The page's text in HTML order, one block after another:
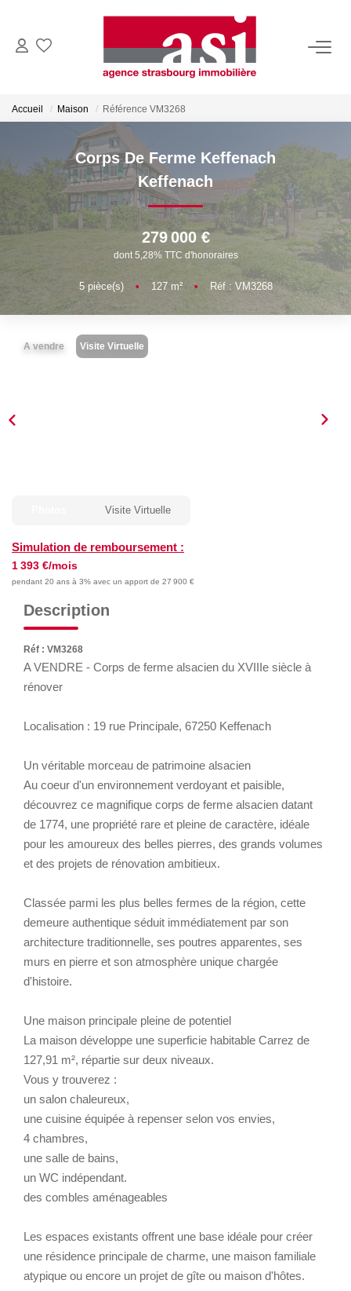
VENDRE
Estimez Votre Bien
Pourquoi Nous Choisir ?
ACHETER
LOUER
Consulter Nos Annonces
Dossier Locataire
ASSURANCE
CONTACT
Accueil Maison Référence VM3268
Corps De Ferme Keffenach
Keffenach
279 000 €
dont 5,28% TTC d'honoraires
5pièce(s) • 127m² • Réf : VM3268
A vendre Visite Virtuelle
Simulation de remboursement :
1 393 €/mois
pendant 20 ans à 3% avec un apport de 27 900 €
Visite Virtuelle
Description
Réf : VM3268
A VENDRE - Corps de ferme alsacien du XVIIIe siècle à
rénover
Localisation : 19 rue Principale, 67250 Keffenach
Un véritable morceau de patrimoine alsacien
Au coeur d'un environnement verdoyant et paisible,
découvrez ce magnifique corps de ferme alsacien datant
de 1774, une propriété rare et pleine de caractère, idéale
pour les amoureux des belles pierres, des grands volumes
et des projets de rénovation ambitieux.
Classée parmi les plus belles fermes de la région, cette
demeure authentique séduit immédiatement par son
architecture traditionnelle, ses poutres apparentes, ses
murs en pierre et son atmosphère unique chargée
d'histoire.
Une maison principale pleine de potentiel
La maison développe une superficie habitable Carrez de
127,91 m², répartie sur deux niveaux.
Vous y trouverez :
un salon chaleureux,
une cuisine équipée à repenser selon vos envies,
4 chambres,
une salle de bains,
un WC indépendant.
des combles aménageables
Les espaces existants offrent une base idéale pour créer
une résidence principale de charme, une maison familiale
atypique ou encore un projet de gîte ou maison d'hôtes.